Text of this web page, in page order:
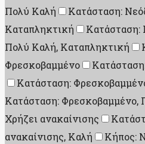
Πολύ Καλή
Κατάσταση:
Καταπληκτική
Κατάσταση:
Πολύ Καλή, Καταπληκτική
Φρεσκοβαμμένο
Κατάσταση:
Κατάσταση: Φρεσκοβαμμένο,
Χρήζει ανακαίνισης
ανακαίνισης, Καλή
Κήπος: